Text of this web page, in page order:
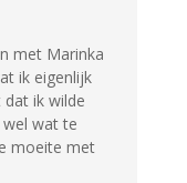
met Marinka
ik eigenlijk
ik wilde
wat te
moeite met